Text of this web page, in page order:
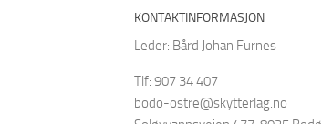
KONTAKTINFORMASJON
Leder: Bård Johan Furnes
Tlf: 907 34 407
bodo-ostre@skytterlag.no